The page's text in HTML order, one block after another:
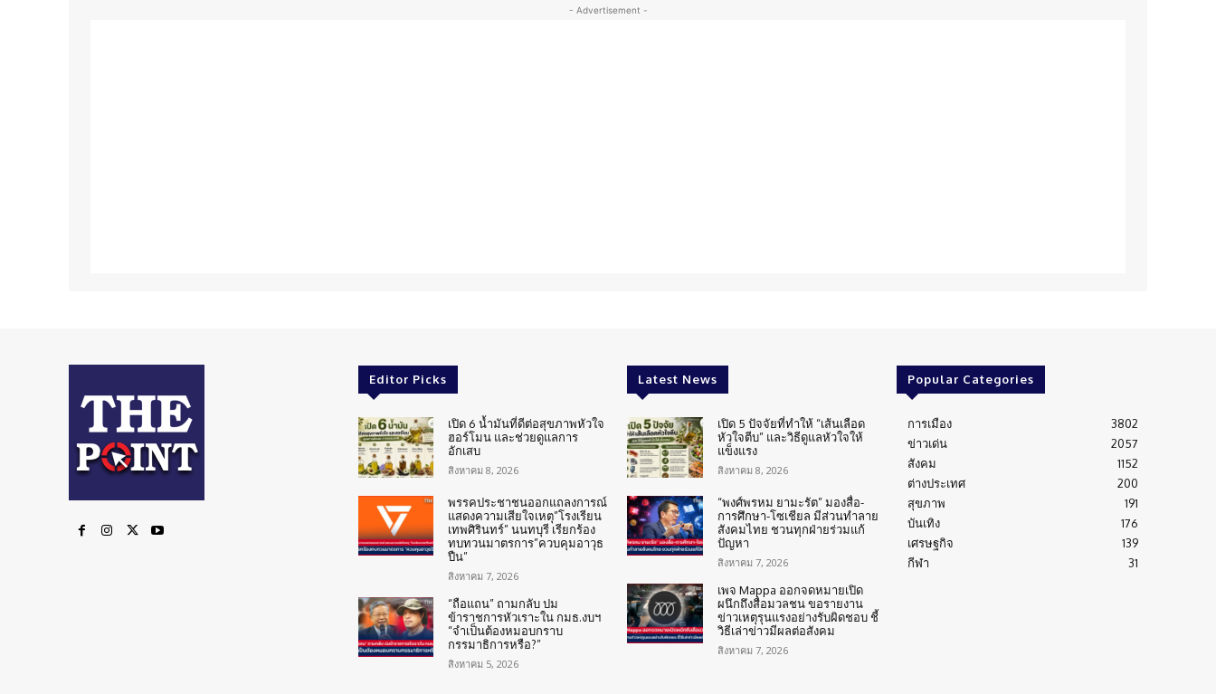
- Advertisement -
Editor Picks
เปิด 6 น้ำมันที่ดีต่อสุขภาพหัวใจ
ฮอร์โมน และช่วยดูแลการ
อักเสบ
สิงหาคม 8, 2026
พรรคประชาชนออกแถลงการณ์
แสดงความเสียใจเหตุ”โรงเรียน
เทพศิรินทร์” นนทบุรี เรียกร้อง
ทบทวนมาตรการ”ควบคุมอาวุธ
ปืน”
สิงหาคม 7, 2026
“ถือแถน” ถามกลับ ปม
ข้าราชการหัวเราะใน กมธ.งบฯ
“จำเป็นต้องหมอบกราบ
กรรมาธิการหรือ?”
สิงหาคม 5, 2026
Latest News
เปิด 5 ปัจจัยที่ทำให้ “เส้นเลือด
หัวใจตีบ” และวิธีดูแลหัวใจให้
แข็งแรง
สิงหาคม 8, 2026
“พงศ์พรหม ยามะรัต” มองสื่อ-
การศึกษา-โซเชียล มีส่วนทำลาย
สังคมไทย ชวนทุกฝ่ายร่วมแก้
ปัญหา
สิงหาคม 7, 2026
เพจ Mappa ออกจดหมายเปิด
ผนึกถึงสื่อมวลชน ขอรายงาน
ข่าวเหตุรุนแรงอย่างรับผิดชอบ ชี้
วิธีเล่าข่าวมีผลต่อสังคม
สิงหาคม 7, 2026
Popular Categories
การเมือง
3802
ข่าวเด่น
2057
สังคม
1152
ต่างประเทศ
200
สุขภาพ
191
บันเทิง
176
เศรษฐกิจ
139
กีฬา
31